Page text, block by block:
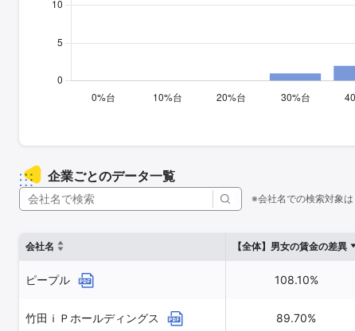
企業ごとのデータ一覧
※会社名での検索対象
会社名 【全体】男女の賃金の差異
ピープル 108.10%
竹田ｉＰホールディングス 89.70%